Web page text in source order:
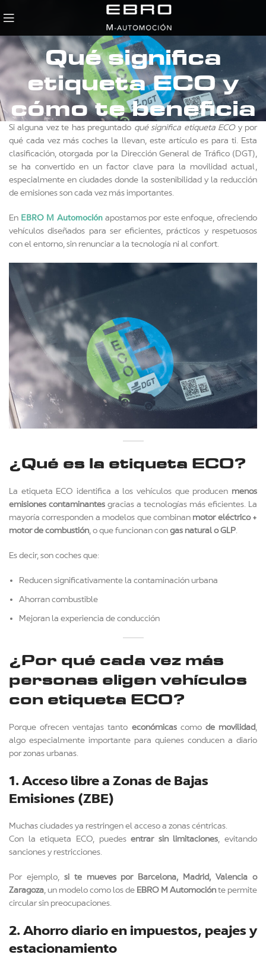
Qué significa
etiqueta ECO y
cómo te beneficia
Si alguna vez te has preguntado qué significa etiqueta ECOy por
qué cada vez más coches la llevan, este artículo es para ti. Esta
clasificación, otorgada por la Dirección General de Tráfico (DGT),
se ha convertido en un factor clave para la movilidad actual,
especialmente en ciudades donde la sostenibilidad y la reducción
de emisiones son cada vez más importantes.
En EBRO M Automociónapostamos por este enfoque, ofreciendo
vehículos diseñados para ser eficientes, prácticos y respetuosos
con el entorno, sin renunciar a la tecnología ni al confort.
¿Qué es la etiqueta ECO?
La etiqueta ECO identifica a los vehículos que producen menos
emisiones contaminantes gracias a tecnologías más eficientes. La
mayoría corresponden a modelos que combinan motor eléctrico +
motor de combustión, o que funcionan congas natural o GLP.
Es decir, son coches que:
Reducen significativamente la contaminación urbana
Ahorran combustible
Mejoran la experiencia de conducción
¿Por qué cada vez más
personas eligen vehículos
con etiqueta ECO?
Porque ofrecen ventajas tanto económicascomo de movilidad,
algo especialmente importante para quienes conducen a diario
por zonas urbanas.
1. Acceso libre a Zonas de Bajas
Emisiones (ZBE)
Muchas ciudades ya restringen el acceso a zonas céntricas.
Con la etiqueta ECO, puedesentrar sin limitaciones, evitando
sanciones y restricciones.
Por ejemplo, si te mueves por Barcelona, Madrid, Valencia o
Zaragoza, un modelo como los de EBRO M Automociónte permite
circular sin preocupaciones.
2. Ahorro diario en impuestos, peajes y
estacionamiento